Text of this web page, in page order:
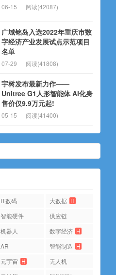
06-15 阅读(42087)
广域铭岛入选2022年重庆市数
字经济产业发展试点示范项目
名单
07-29 阅读(41808)
宇树发布最新力作——
Unitree G1人形智能体 AI化身
售价仅9.9万元起!
05-15 阅读(41400)
IT数码 大数据 H
智能硬件
供应链
机器人 数字经济 H
AR 智能制造 H
元宇宙 H
无人机